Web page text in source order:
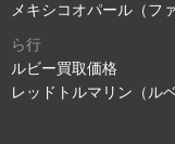
メキシコオパール（フ
ら行
ルビー買取価格
レッドトルマリン（ル